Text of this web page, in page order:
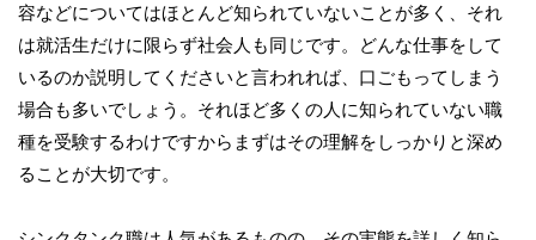
容などについてはほとんど知られていないことが多く、それ
は就活生だけに限らず社会人も同じです。どんな仕事をして
いるのか説明してくださいと言われれば、口ごもってしまう
場合も多いでしょう。それほど多くの人に知られていない職
種を受験するわけですからまずはその理解をしっかりと深め
ることが大切です。